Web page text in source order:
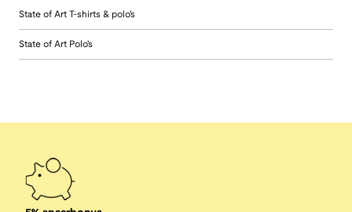
State of Art T-shirts & polo's
State of Art Polo's